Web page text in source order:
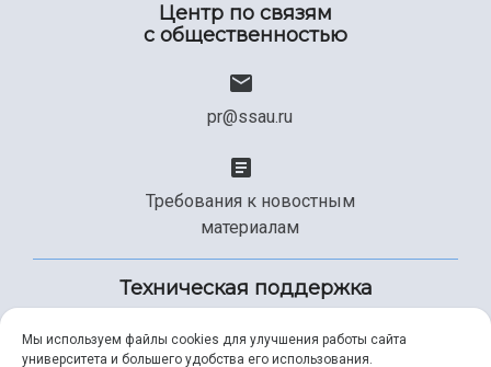
Центр по связям
с общественностью
pr@ssau.ru
Требования к новостным
материалам
Техническая поддержка
Мы используем файлы cookies для улучшения работы сайта
университета и большего удобства его использования.